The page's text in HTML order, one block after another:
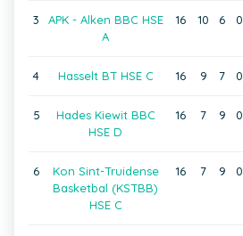
3
APK - Alken BBC HSE
A
16 10 6 0
4 Hasselt BT HSE C 16 9 7 0
5
Hades Kiewit BBC
HSE D
16 7 9 0
6
Kon Sint-Truidense
Basketbal (KSTBB)
HSE C
16 7 9 0